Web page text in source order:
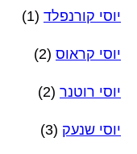
יוסי קורנפלד (1)
יוסי קראוס (2)
יוסי רוטנר (2)
יוסי שנעק (3)